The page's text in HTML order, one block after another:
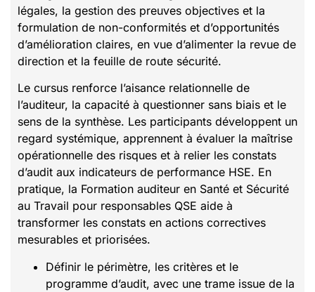
légales, la gestion des preuves objectives et la
formulation de non-conformités et d’opportunités
d’amélioration claires, en vue d’alimenter la revue de
direction et la feuille de route sécurité.
Le cursus renforce l’aisance relationnelle de
l’auditeur, la capacité à questionner sans biais et le
sens de la synthèse. Les participants développent un
regard systémique, apprennent à évaluer la maîtrise
opérationnelle des risques et à relier les constats
d’audit aux indicateurs de performance HSE. En
pratique, la Formation auditeur en Santé et Sécurité
au Travail pour responsables QSE aide à
transformer les constats en actions correctives
mesurables et priorisées.
Définir le périmètre, les critères et le
programme d’audit, avec une trame issue de la